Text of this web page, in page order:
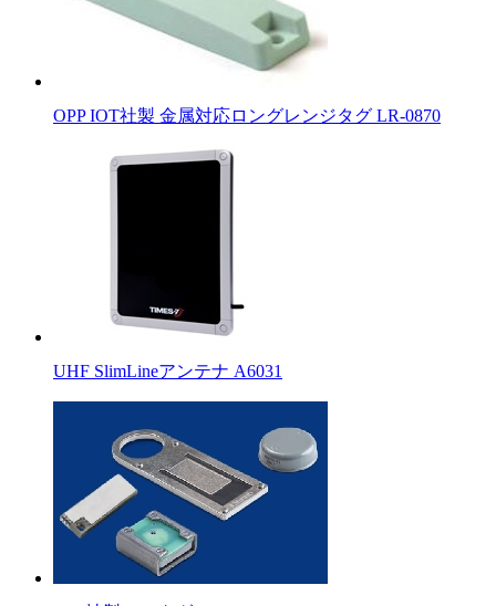
OPP IOT社製 金属対応ロングレンジタグ LR-0870
UHF SlimLineアンテナ A6031